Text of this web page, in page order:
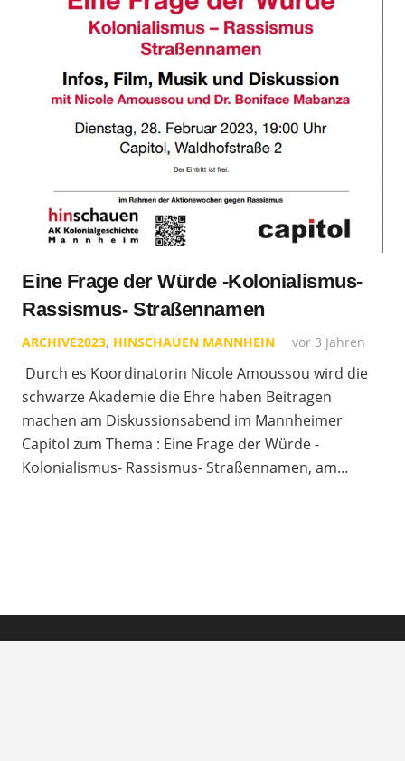
Eine Frage der Würde -Kolonialismus-
Rassismus- Straßennamen
ARCHIVE2023, HINSCHAUEN MANNHEIN vor 3 Jahren
Durch es Koordinatorin Nicole Amoussou wird die
schwarze Akademie die Ehre haben Beitragen
machen am Diskussionsabend im Mannheimer
Capitol zum Thema : Eine Frage der Würde -
Kolonialismus- Rassismus- Straßennamen, am…